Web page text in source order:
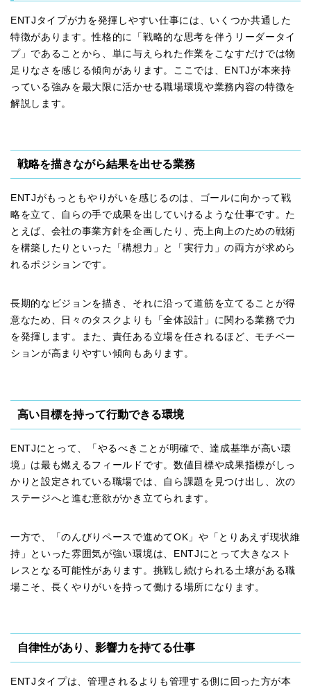
ENTJタイプが力を発揮しやすい仕事には、いくつか共通した
特徴があります。性格的に「戦略的な思考を伴うリーダータイ
プ」であることから、単に与えられた作業をこなすだけでは物
足りなさを感じる傾向があります。ここでは、ENTJが本来持
っている強みを最大限に活かせる職場環境や業務内容の特徴を
解説します。
戦略を描きながら結果を出せる業務
ENTJがもっともやりがいを感じるのは、ゴールに向かって戦
略を立て、自らの手で成果を出していけるような仕事です。た
とえば、会社の事業方針を企画したり、売上向上のための戦術
を構築したりといった「構想力」と「実行力」の両方が求めら
れるポジションです。
長期的なビジョンを描き、それに沿って道筋を立てることが得
意なため、日々のタスクよりも「全体設計」に関わる業務で力
を発揮します。また、責任ある立場を任されるほど、モチベー
ションが高まりやすい傾向もあります。
高い目標を持って行動できる環境
ENTJにとって、「やるべきことが明確で、達成基準が高い環
境」は最も燃えるフィールドです。数値目標や成果指標がしっ
かりと設定されている職場では、自ら課題を見つけ出し、次の
ステージへと進む意欲がかき立てられます。
一方で、「のんびりペースで進めてOK」や「とりあえず現状維
持」といった雰囲気が強い環境は、ENTJにとって大きなスト
レスとなる可能性があります。挑戦し続けられる土壌がある職
場こそ、長くやりがいを持って働ける場所になります。
自律性があり、影響力を持てる仕事
ENTJタイプは、管理されるよりも管理する側に回った方が本